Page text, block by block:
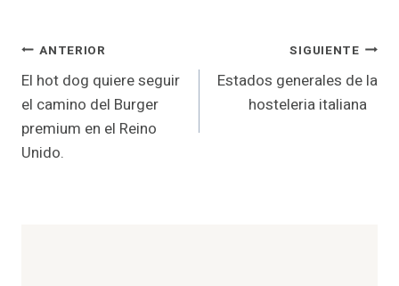
Navegación
de
entradas
ANTERIOR
El hot dog quiere seguir
el camino del Burger
premium en el Reino
Unido.
SIGUIENTE
Estados generales de la
hosteleria italiana